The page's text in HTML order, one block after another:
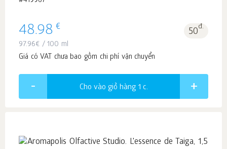
48.98 € 50đ.
97.96€ / 100 ml
Giá có VAT chưa bao gồm chi phí vận chuyển
Cho vào giỏ hàng 1 c.